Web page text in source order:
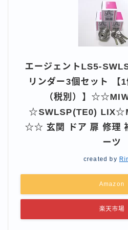
エージェントLS5-
リンダー3個セット 【
（税別）】
☆SWLSP(TE0)
☆☆ 玄関 ドア 扉 修理
ーツ
created by
Amazon
楽天市場